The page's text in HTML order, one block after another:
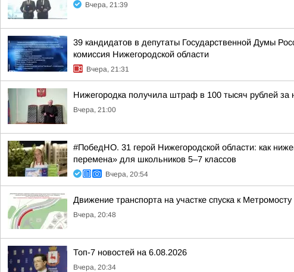
Вчера, 21:39
39 кандидатов в депутаты Государственной Думы
комиссия Нижегородской области
Вчера, 21:31
Нижегородка получила штраф в 100 тысяч рублей за
Вчера, 21:00
#ПобедНО. 31 герой Нижегородской области: как
перемена» для школьников 5–7 классов
Вчера, 20:54
Движение транспорта на участке спуска к
Вчера, 20:48
Топ-7 новостей на 6.08.2026
Вчера, 20:34